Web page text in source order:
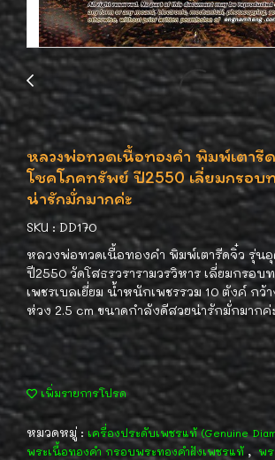
หลวงพ่อทวดเนื้อทองคำ พิมพ์เตารี
โชคโภคทรัพย์ ปี2550 เลี่ยมกรอบ
น่ารักมั่กมากค่ะ
SKU : DD170
หลวงพ่อทวดเนื้อทองคำ พิมพ์เตารีดจิ๋ว รุ่น
ปี2550 วัดโสธรวรารามวรวิหาร เลี่ยมกรอบ
เพชรเบลเยี่ยม น้ำหนักเพชรรวม 10 ตังค์ กว้
ห่วง 2.5 cm ขนาดกำลังดีสวยน่ารักมั่กมากค่
เพิ่มรายการโปรด
หมวดหมู่ : เครื่องประดับเพชรแท้ (Genuine
พระเนื้อทองคำ กรอบพระทองคำฝังเพชรแท้ , พร